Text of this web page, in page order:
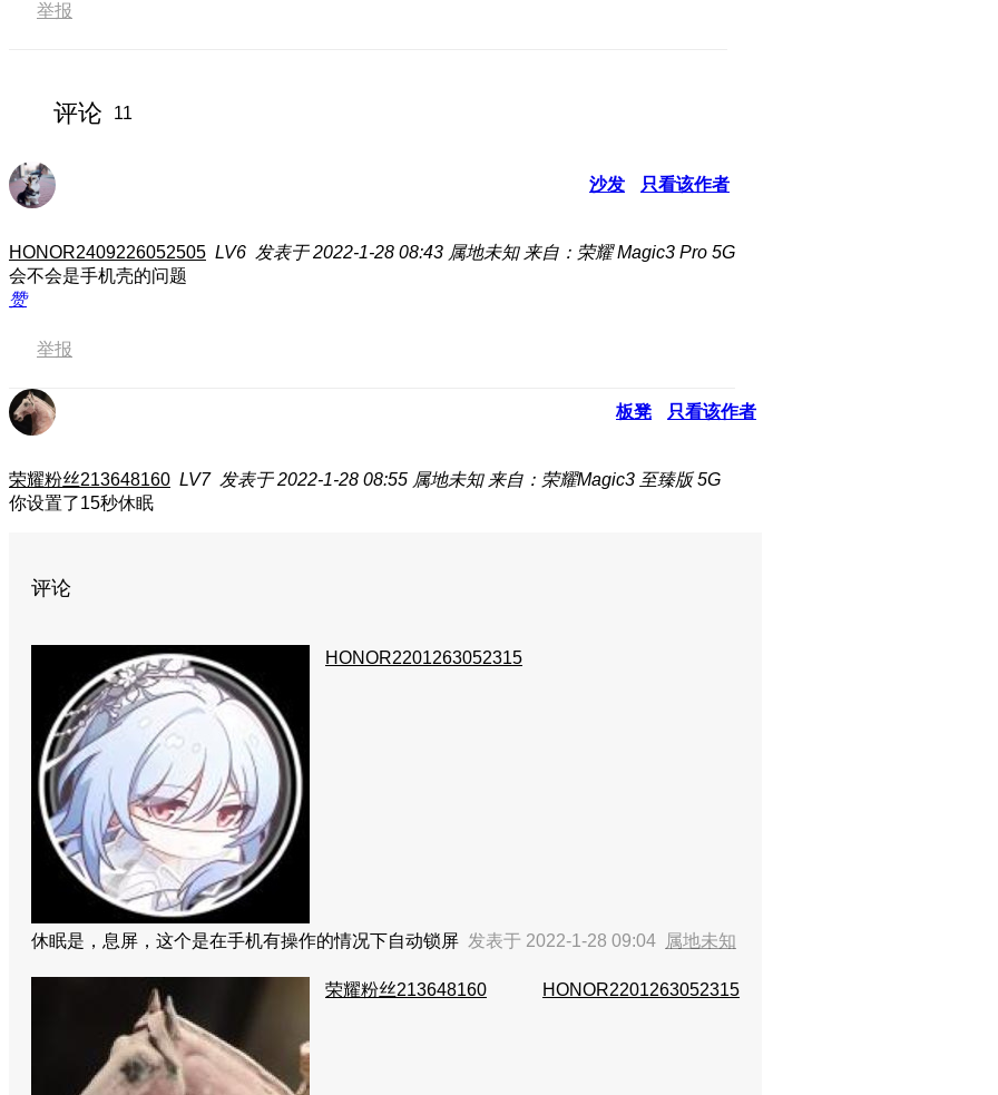
举报
评论 11
沙发 只看该作者
HONOR2409226052505 LV6 发表于 2022-1-28 08:43 属地未知 来自：荣耀 Magic3 Pro 5G
会不会是手机壳的问题
赞
举报
板凳 只看该作者
荣耀粉丝213648160 LV7 发表于 2022-1-28 08:55 属地未知 来自：荣耀Magic3 至臻版 5G
你设置了15秒休眠
评论
HONOR2201263052315
休眠是，息屏，这个是在手机有操作的情况下自动锁屏 发表于 2022-1-28 09:04 属地未知
荣耀粉丝213648160 HONOR2201263052315